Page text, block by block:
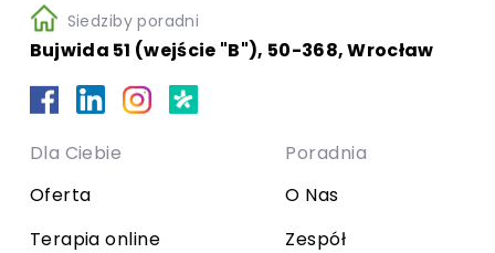
Siedziby poradni
Bujwida 51 (wejście "B"), 50-368, Wrocław
Dla Ciebie
Oferta
Terapia online
Poradnia
O Nas
Zespół